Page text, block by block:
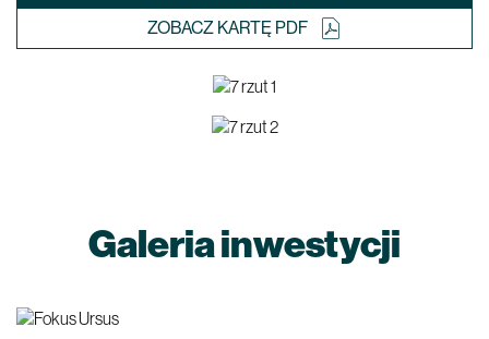
ZOBACZ KARTĘ PDF
Galeria inwestycji